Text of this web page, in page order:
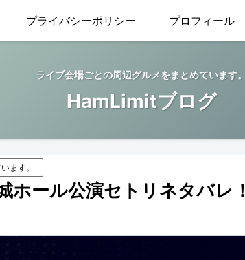
ライブ会場ごとの周辺グルメをまとめています。
HamLimitブログ
プライバシーポリシー プロフィール
ます。
ール公演セトリネタバレ！